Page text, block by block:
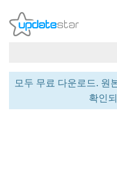
모두 무료 다운로드. 원
확인